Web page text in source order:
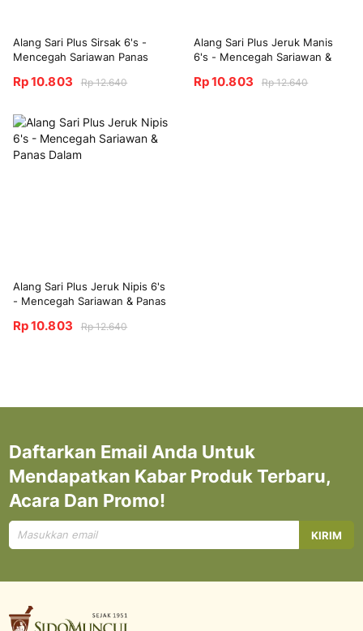
Alang Sari Plus Sirsak 6's -
Mencegah Sariawan Panas
Rp 10.803 Rp 12.640
Alang Sari Plus Jeruk Manis
6's - Mencegah Sariawan &
Rp 10.803 Rp 12.640
Alang Sari Plus Jeruk Nipis 6's
- Mencegah Sariawan & Panas
Rp 10.803 Rp 12.640
Daftarkan Email Anda Untuk
Mendapatkan Kabar Produk Terbaru,
Acara Dan Promo!
Mendaftar
untuk
KIRIM